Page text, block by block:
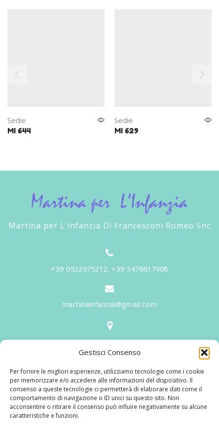
Gestisci Consenso
Per fornire le migliori esperienze, utilizziamo tecnologie come i cookie
per memorizzare e/o accedere alle informazioni del dispositivo. Il
consenso a queste tecnologie ci permetterà di elaborare dati come il
comportamento di navigazione o ID unici su questo sito. Non
acconsentire o ritirare il consenso può influire negativamente su alcune
caratteristiche e funzioni.
Sedie
MI 644
Sedie
MI 629
Martina per L'infanzia Di Francesconi Romeo Snc
+39 0522975212, +39 3476617908
martinainfanzia@gmail.com
V.le Tiziano, 20 - 42046 Reggiolo
Martina per l'Infanzia, un nome ed un progetto che
nasce prima di tutto da una provata esperienza
maturata sul campo dal suo fondatore in 25 anni di
lavoro. La didattica rivolta al bambino nei suoi primi